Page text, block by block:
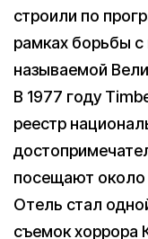
строили по
рамках борьбы
называемой
В 1977 году
реестр
посещают около
Отель стал
съемок хоррора